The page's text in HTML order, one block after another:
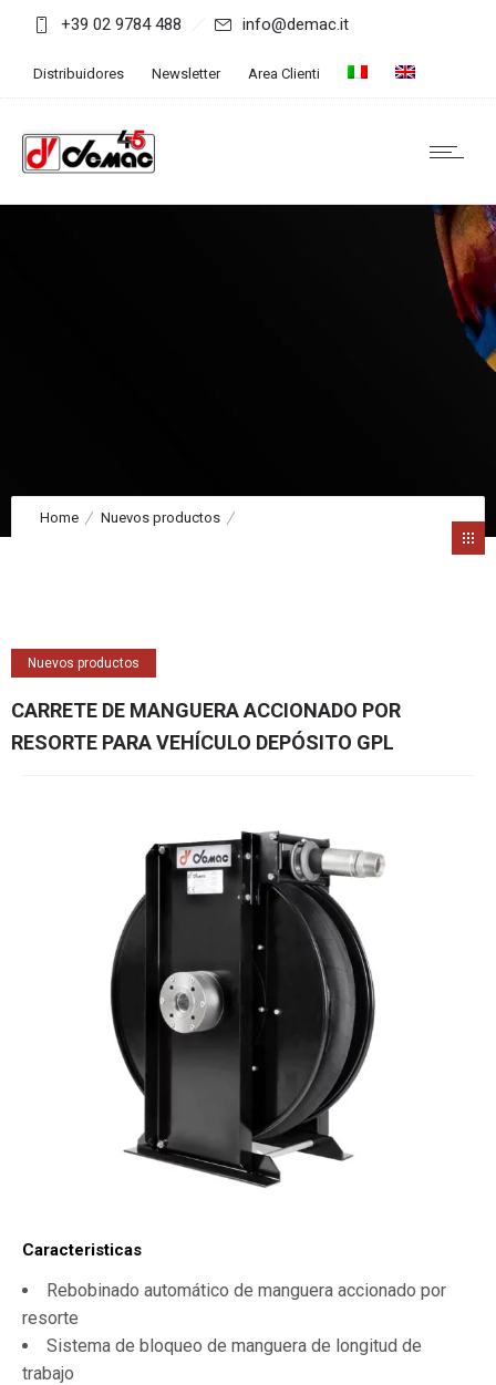
+39 02 9784 488 info@demac.it
Distribuidores Newsletter Area Clienti
Home Nuevos productos
Nuevos productos
CARRETE DE MANGUERA ACCIONADO POR
RESORTE PARA VEHÍCULO DEPÓSITO GPL
Caracteristicas
Rebobinado automático de manguera accionado por
resorte
Sistema de bloqueo de manguera de longitud de
trabajo